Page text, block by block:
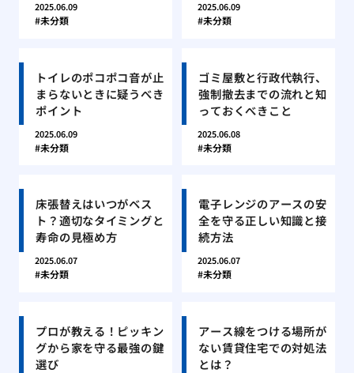
2025.06.09
未分類
2025.06.09
未分類
トイレのポコポコ音が止
まらないときに疑うべき
ポイント
2025.06.09
未分類
ゴミ屋敷と行政代執行、
強制撤去までの流れと知
っておくべきこと
2025.06.08
未分類
床張替えはいつがベス
ト？適切なタイミングと
寿命の見極め方
2025.06.07
未分類
電子レンジのアースの安
全を守る正しい知識と接
続方法
2025.06.07
未分類
プロが教える！ピッキン
グから家を守る最強の鍵
選び
アース線をつける場所が
ない賃貸住宅での対処法
とは？